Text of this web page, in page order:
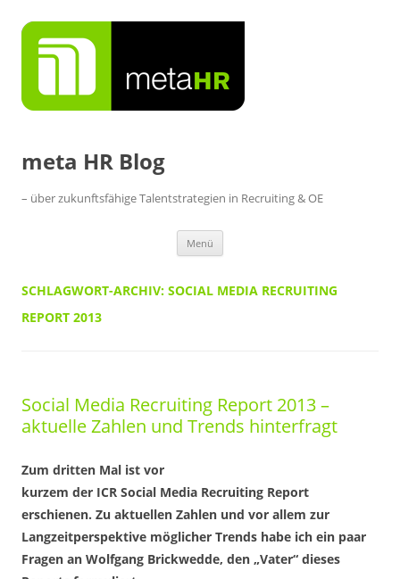
Inhalt
springen
meta HR Blog
– über zukunftsfähige Talentstrategien in Recruiting & OE
Menü
SCHLAGWORT-ARCHIV: SOCIAL MEDIA RECRUITING
REPORT 2013
Social Media Recruiting Report 2013 –
aktuelle Zahlen und Trends hinterfragt
Zum dritten Mal ist vor
kurzem der ICR Social Media Recruiting Report
erschienen. Zu aktuellen Zahlen und vor allem zur
Langzeitperspektive möglicher Trends habe ich ein paar
Fragen an Wolfgang Brickwedde, den „Vater“ dieses